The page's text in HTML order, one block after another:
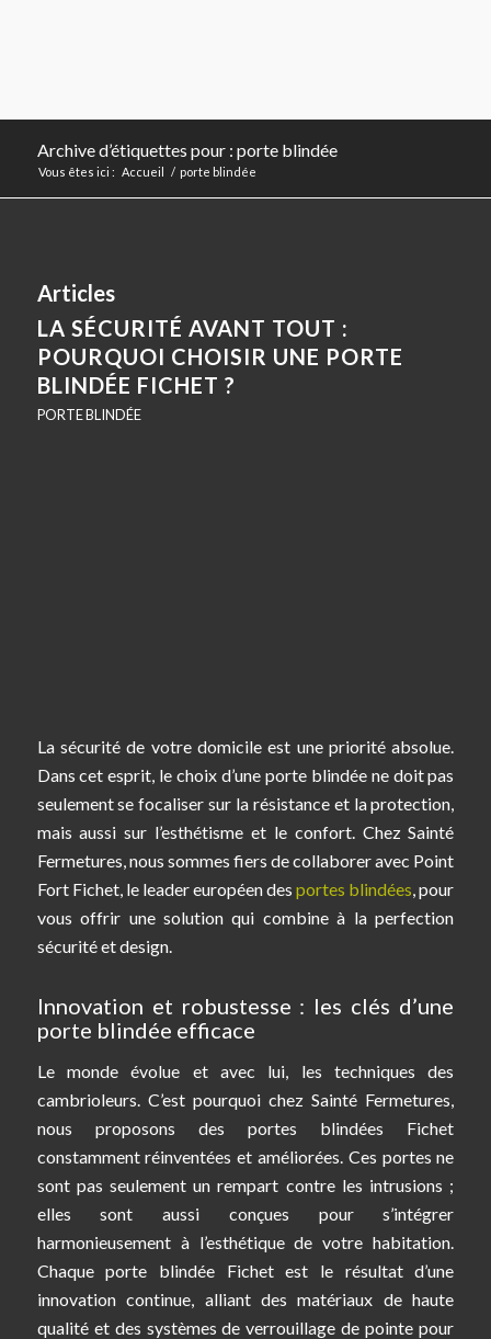
Archive d’étiquettes pour : porte blindée
Vous êtes ici : Accueil / porte blindée
Articles
LA SÉCURITÉ AVANT TOUT :
POURQUOI CHOISIR UNE PORTE
BLINDÉE FICHET ?
PORTE BLINDÉE
La sécurité de votre domicile est une priorité absolue.
Dans cet esprit, le choix d’une porte blindée ne doit pas
seulement se focaliser sur la résistance et la protection,
mais aussi sur l’esthétisme et le confort. Chez Sainté
Fermetures, nous sommes fiers de collaborer avec Point
Fort Fichet, le leader européen desportes blindées, pour
vous offrir une solution qui combine à la perfection
sécurité et design.
Innovation et robustesse : les clés d’une
porte blindée efficace
Le monde évolue et avec lui, les techniques des
cambrioleurs. C’est pourquoi chez Sainté Fermetures,
nous proposons des portes blindées Fichet
constamment réinventées et améliorées. Ces portes ne
sont pas seulement un rempart contre les intrusions ;
elles sont aussi conçues pour s’intégrer
harmonieusement à l’esthétique de votre habitation.
Chaque porte blindée Fichet est le résultat d’une
innovation continue, alliant des matériaux de haute
qualité et des systèmes de verrouillage de pointe pour